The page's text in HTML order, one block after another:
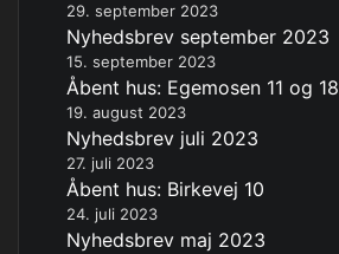
29. september 2023
Nyhedsbrev september 2023
15. september 2023
Åbent hus: Egemosen 11 og 18
19. august 2023
Nyhedsbrev juli 2023
27. juli 2023
Åbent hus: Birkevej 10
24. juli 2023
Nyhedsbrev maj 2023